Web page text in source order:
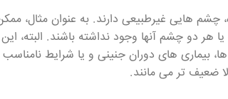
چشم هایی غیرطبیعی دارند. به عنوان
هر دو چشم آنها وجود نداشته باشند.
بیماری های دوران جنینی و یا شرایط
ضعیف تر می مانند.